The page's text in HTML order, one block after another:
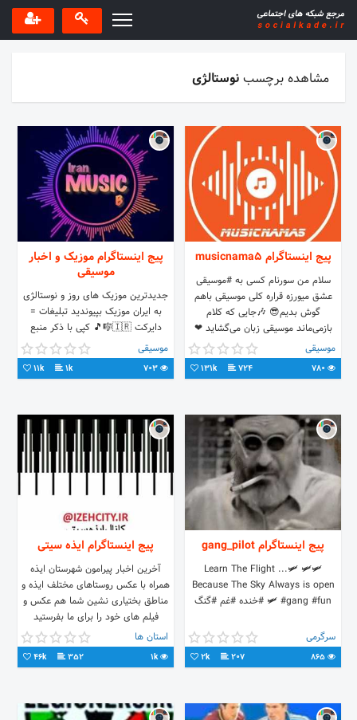
مشاهده برچسبنوستالژی
پیج اینستاگرام musicnama5
سلام من سورنام کسی به #موسیقی
عشق میورزه قراره کلی موسیقی باهم
گوش بدیم😎 🎶جایی که کلام
بازمی‌ماند موسیقی زبان می‌گشاید ❤
تبلیغات پذیرفته میشودموسیقی
724
131k
پیج اینستاگرام موزیک و اخبار
موسیقی
جدیدترین موزیک های روز و نوستالژی
به ایران موزیک بپیوندید تبلیغات =
دایرکت 🇮🇷🎼🎵 کپی با ذکر منبع
بلامانع است👈
موسیقی
1k
11k
پیج اینستاگرام gang_pilot
🛩Learn The Flight ...🛩 🛩
Because The Sky Always is open
🛩 #gang #fun #خنده #غم #گنگ
سرگرمی
207
2k
پیج اینستاگرام ایذه سیتی
آخرین اخبار پیرامون شهرستان ایذه
همراه با عکس روستاهای مختلف ایذه و
مناطق بختیاری نشین شما هم عکس و
فیلم های خود را برای ما بفرستید
#تبلیغ_میپذیریم
استان ها
1k
352
46k